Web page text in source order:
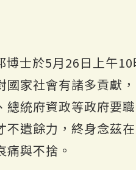
博士於5月26日上午
國家社會有諸多貢獻
總統府資政等政府要
不遺餘力，終身念茲
與不捨。